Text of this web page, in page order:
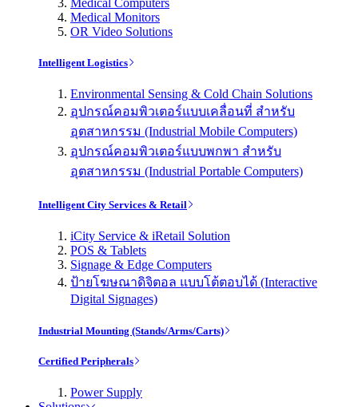
Medical Monitors
OR Video Solutions
Intelligent Logistics
Environmental Sensing & Cold Chain Solutions
อุปกรณ์คอมพิวเตอร์แบบเคลื่อนที่ สำหรับ
อุตสาหกรรม (Industrial Mobile Computers)
อุปกรณ์คอมพิวเตอร์แบบพกพา สำหรับ
อุตสาหกรรม (Industrial Portable Computers)
Intelligent City Services & Retail
iCity Service & iRetail Solution
POS & Tablets
Signage & Edge Computers
ป้ายโฆษณาดิจิตอล แบบโต้ตอบได้ (Interactive
Digital Signages)
Industrial Mounting (Stands/Arms/Carts)
Certified Peripherals
Power Supply